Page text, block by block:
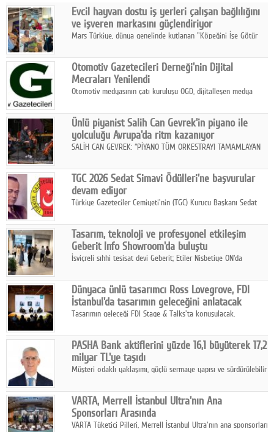
Facebook
Diziler
Karikatür
Youtube
Polemik
Reklam
Yazarlar
Künye
SOSYAL MEDYA
Facebook
Twitter
Google Plus
© 2026 TÜM HAKLARI SAKLIDIR
Evcil hayvan dostu iş yerleri çalışan bağlılığını
ve işveren markasını güçlendiriyor
Mars Türkiye, dünya genelinde kutlanan "Köpeğini İşe Götür
çalışan bağlılığı, iyi olma hali ve işveren markası üzerindeki
etkisine dikkat çekti.
Otomotiv Gazetecileri Derneği'nin Dijital
Mecraları Yenilendi
Otomotiv medyasının çatı kuruluşu OGD, dijitalleşen medya
hedefiyle internet sitesini ve sosyal medya kanallarını yeniledi.
Ünlü piyanist Salih Can Gevrek'in piyano ile
yolculuğu Avrupa'da ritm kazanıyor
SALİH CAN GEVREK: “PİYANO TÜM ORKESTRAYI TAMAMLAYAN
ETKİ YARATIYOR"
TGC 2026 Sedat Simavi Ödülleri'ne başvurular
devam ediyor
Türkiye Gazeteciler Cemiyeti'nin (TGC) Kurucu Başkanı Sedat
Tasarım, teknoloji ve profesyonel etkileşim
Geberit Info Showroom'da buluştu
İsviçreli sıhhi tesisat devi Geberit; Etiler Nisbetiye ON'da
ortaklığıyla özel bir davete ev sahipliği yaptı.
Dünyaca ünlü tasarımcı Ross Lovegrove, FDI
İstanbul'da tasarımın geleceğini anlatacak
Tasarımın geleceği FDI Stage & Talks'ta konuşulacak.
PASHA Bank aktiflerini yüzde 16,1 büyüterek 17,2
milyar TL'ye taşıdı
Müşteri odaklı yaklaşımı, güçlü sermaye yapısı ve sürdürülebilir
yılının ilk yarısında güçlü finansal performansını korudu.
VARTA, Merrell İstanbul Ultra'nın Ana
Sponsorları Arasında
VARTA Tüketici Pilleri, Merrell İstanbul Ultra'nın ana sponsorları